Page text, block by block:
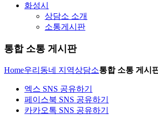
화성시
상담소 소개
소통게시판
통합 소통 게시판
Home우리동네 지역상담소통합 소통 게시
엑스 SNS 공유하기
페이스북 SNS 공유하기
카카오톡 SNS 공유하기